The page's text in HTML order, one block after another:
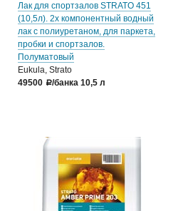
Лак для спортзалов STRATO 451
(10,5л). 2х компонентный водный
лак с полиуретаном, для паркета,
пробки и спортзалов.
Полуматовый
Eukula, Strato
49500
a/банка 10,5 л